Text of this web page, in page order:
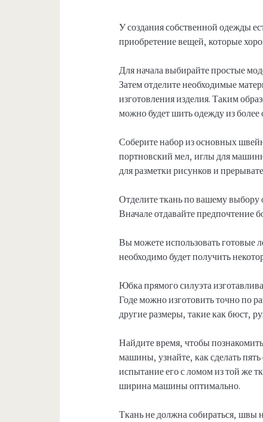
У создания собственной одежды
приобретение вещей, которые
Для начала выбирайте простые
Затем отделите необходимые
изготовления изделия. Таким
можно будет шить одежду из
Соберите набор из основных
портновский мел, иглы для
для разметки рисунков и
Отделите ткань по вашему выбору
Вначале отдавайте предпочтение
Вы можете использовать готовые
необходимо будет получить
Юбка прямого силуэта
Годе можно изготовить точно по
другие размеры, такие как бюст,
Найдите время, чтобы
машины, узнайте, как сделать
испытание его с ломом из той же
ширина машины оптимально.
Ткань не должна собираться, швы